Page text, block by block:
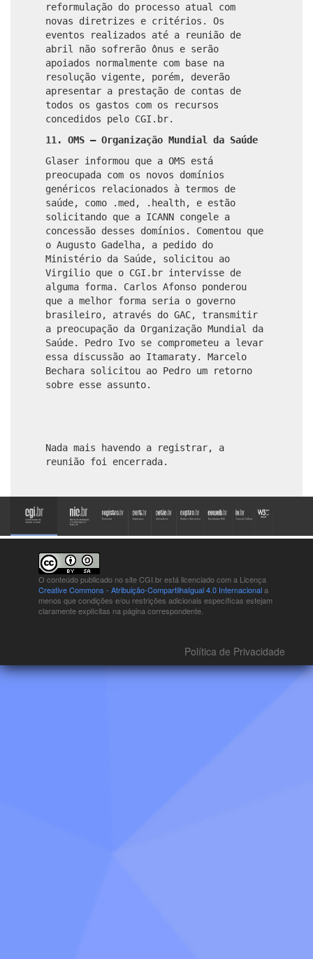
reformulação do processo atual com
novas diretrizes e critérios. Os
eventos realizados até a reunião de
abril não sofrerão ônus e serão
apoiados normalmente com base na
resolução vigente, porém, deverão
apresentar a prestação de contas de
todos os gastos com os recursos
concedidos pelo CGI.br.
11. OMS – Organização Mundial da Saúde
Glaser informou que a OMS está
preocupada com os novos domínios
genéricos relacionados à termos de
saúde, como .med, .health, e estão
solicitando que a ICANN congele a
concessão desses domínios. Comentou que
o Augusto Gadelha, a pedido do
Ministério da Saúde, solicitou ao
Virgilio que o CGI.br intervisse de
alguma forma. Carlos Afonso ponderou
que a melhor forma seria o governo
brasileiro, através do GAC, transmitir
a preocupação da Organização Mundial da
Saúde. Pedro Ivo se comprometeu a levar
essa discussão ao Itamaraty. Marcelo
Bechara solicitou ao Pedro um retorno
sobre esse assunto.
Nada mais havendo a registrar, a
reunião foi encerrada.
O conteúdo publicado no site CGI.br está licenciado com a Licença
Creative Commons - Atribuição-CompartilhaIgual 4.0 Internacionala
menos que condições e/ou restrições adicionais específicas estejam
claramente explícitas na página correspondente.
Política de Privacidade